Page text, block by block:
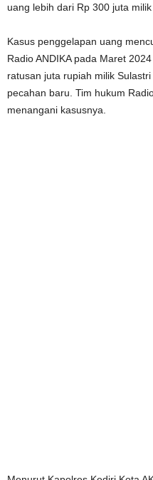
uang lebih dari Rp 300 juta
Kasus penggelapan uang
Radio ANDIKA pada Maret
ratusan juta rupiah milik
pecahan baru. Tim hukum
menangani kasusnya.